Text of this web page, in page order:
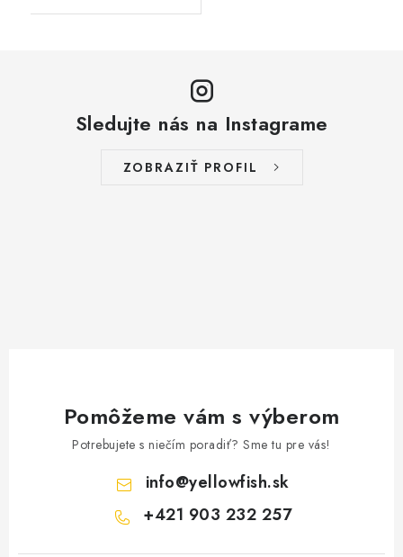
Sledujte nás na Instagrame
ZOBRAZIŤ PROFIL
Pomôžeme vám s výberom
Potrebujete s niečím poradiť? Sme tu pre vás!
info@yellowfish.sk
+421 903 232 257